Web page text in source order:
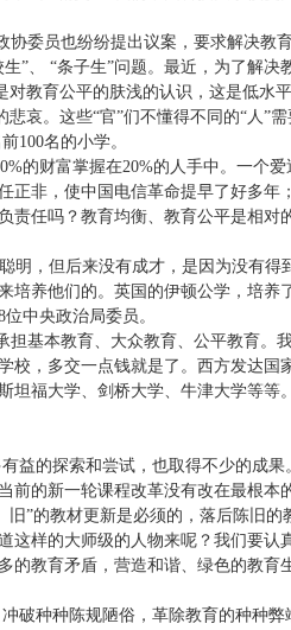
委员也纷纷提出议案，要求解决教
”、
“条子生”问题。最近，为了解决
教育公平的肤浅的认识，这是低水
哀。这些“官”们不懂得不同的“人”
100名的小学。
的财富掌握在20%的人手中。一个
非，使中国电信革命提早了好多年
任吗？教育均衡、教育公平是相对
，但后来没有成才，是因为没有得
培养他们的。英国的伊顿公学，培养
位中央政治局委员。
基本教育、大众教育、公平教育。
，多交一点钱就是了。西方发达国
福大学、剑桥大学、牛津大学等等。
益的探索和尝试，也取得不少的成
的新一轮课程改革没有改在最根本
”的教材更新是必须的，落后陈旧
样的大师级的人物来呢？我们要认
教育矛盾，营造和谐、绿色的教育
破种种陈规陋俗，革除教育的种种